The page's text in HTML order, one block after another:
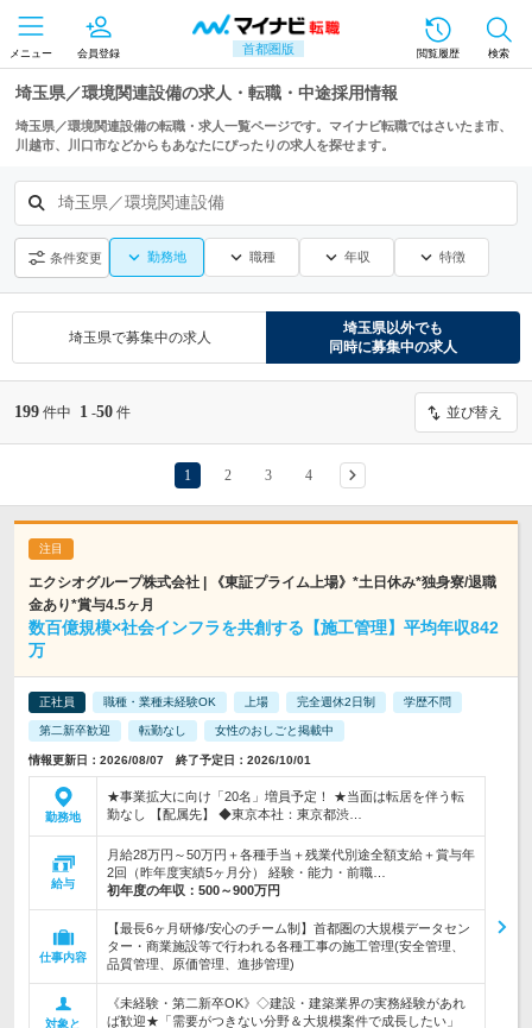
首都圏版
メニュー 会員登録 閲覧履歴 検索
埼玉県／環境関連設備の求人・転職・中途採用情報
埼玉県／環境関連設備の転職・求人一覧ページです。マイナビ転職ではさいたま市、
川越市、川口市などからもあなたにぴったりの求人を探せます。
埼玉県／環境関連設備
条件変更 勤務地 職種 年収 特徴
埼玉県で募集中の求人
埼玉県以外でも
同時に募集中の求人
199 件中 1 -50 件 並び替え
1 2 3 4
エクシオグループ株式会社 | 《東証プライム上場》*土日休み*独身寮/退職
金あり*賞与4.5ヶ月
数百億規模×社会インフラを共創する【施工管理】平均年収842
万
正社員 職種・業種未経験OK 上場 完全週休2日制 学歴不問
第二新卒歓迎 転勤なし 女性のおしごと掲載中
情報更新日：2026/08/07 終了予定日：2026/10/01
勤務地
★事業拡大に向け「20名」増員予定！ ★当面は転居を伴う転
勤なし 【配属先】 ◆東京本社：東京都渋…
給与
月給28万円～50万円＋各種手当＋残業代別途全額支給＋賞与年
2回（昨年度実績5ヶ月分） 経験・能力・前職…
初年度の年収： 500～900万円
仕事内容
【最長6ヶ月研修/安心のチーム制】首都圏の大規模データセン
ター・商業施設等で行われる各種工事の施工管理(安全管理、
品質管理、原価管理、進捗管理)
対象と
《未経験・第二新卒OK》◇建設・建築業界の実務経験があれ
ば歓迎★「需要がつきない分野＆大規模案件で成長したい」